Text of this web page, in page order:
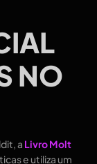
NO
a Livro Molt
e utiliza um